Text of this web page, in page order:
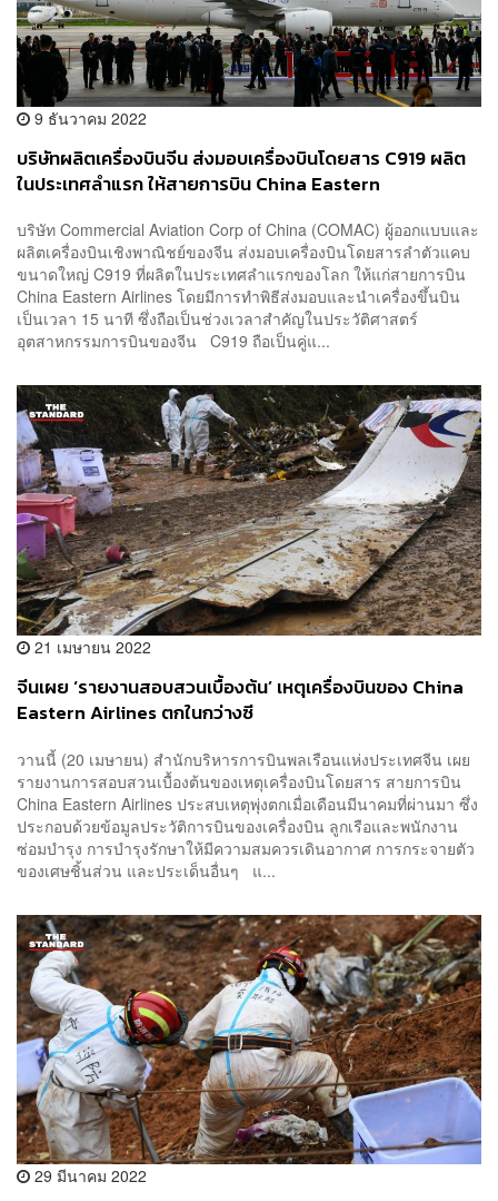
9 ธันวาคม 2022
บริษัทผลิตเครื่องบินจีน ส่งมอบเครื่องบินโดยสาร C919 ผลิต
ในประเทศลำแรก ให้สายการบิน China Eastern
บริษัท Commercial Aviation Corp of China (COMAC) ผู้ออกแบบและ
ผลิตเครื่องบินเชิงพาณิชย์ของจีน ส่งมอบเครื่องบินโดยสารลำตัวแคบ
ขนาดใหญ่ C919 ที่ผลิตในประเทศลำแรกของโลก ให้แก่สายการบิน
China Eastern Airlines โดยมีการทำพิธีส่งมอบและนำเครื่องขึ้นบิน
เป็นเวลา 15 นาที ซึ่งถือเป็นช่วงเวลาสำคัญในประวัติศาสตร์
อุตสาหกรรมการบินของจีน C919 ถือเป็นคู่แ...
21 เมษายน 2022
จีนเผย ‘รายงานสอบสวนเบื้องต้น’ เหตุเครื่องบินของ China
Eastern Airlines ตกในกว่างซี
วานนี้ (20 เมษายน) สำนักบริหารการบินพลเรือนแห่งประเทศจีน เผย
รายงานการสอบสวนเบื้องต้นของเหตุเครื่องบินโดยสาร สายการบิน
China Eastern Airlines ประสบเหตุพุ่งตกเมื่อเดือนมีนาคมที่ผ่านมา ซึ่ง
ประกอบด้วยข้อมูลประวัติการบินของเครื่องบิน ลูกเรือและพนักงาน
ซ่อมบำรุง การบำรุงรักษาให้มีความสมควรเดินอากาศ การกระจายตัว
ของเศษชิ้นส่วน และประเด็นอื่นๆ แ...
29 มีนาคม 2022